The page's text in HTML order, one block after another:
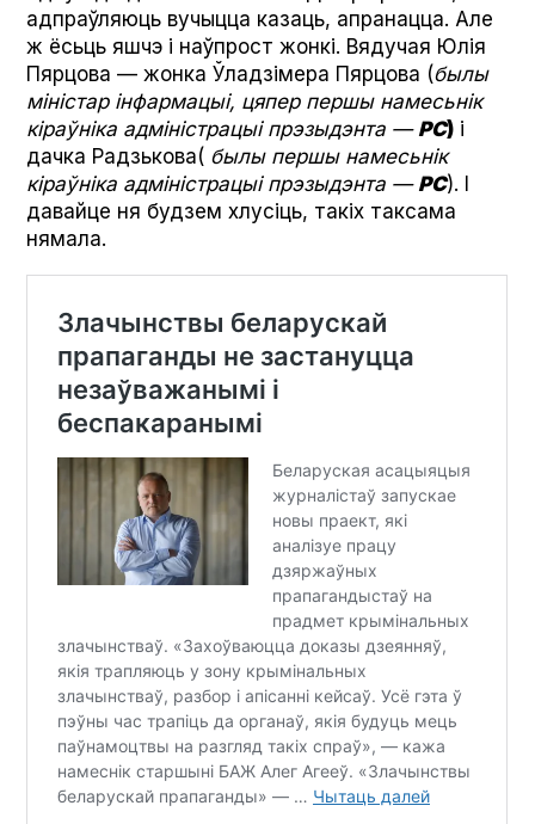
адпраўляюць вучыцца казаць, апранацца. Але
ж ёсьць яшчэ і наўпрост жонкі. Вядучая Юлія
Пярцова — жонка Ўладзімера Пярцова (былы
міністар інфармацыі, цяпер першы намесьнік
кіраўніка адміністрацыі прэзыдэнта — РС) і
дачка Радзькова( былы першы намесьнік
кіраўніка адміністрацыі прэзыдэнта — РС). І
давайце ня будзем хлусіць, такіх таксама
нямала.